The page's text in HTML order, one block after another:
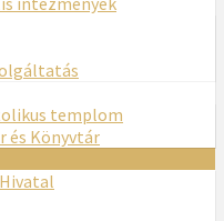
templom
és Könyvtár